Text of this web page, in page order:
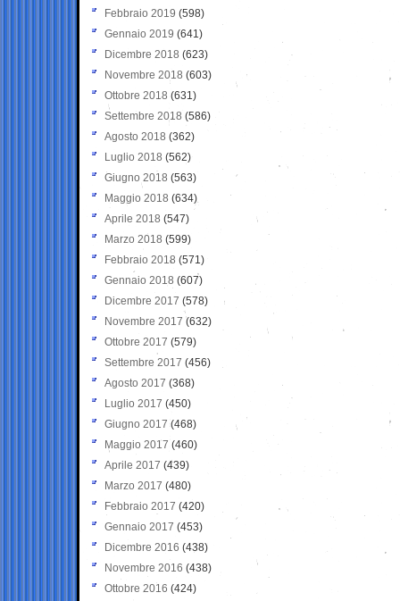
Febbraio 2019 (598)
Gennaio 2019 (641)
Dicembre 2018 (623)
Novembre 2018 (603)
Ottobre 2018 (631)
Settembre 2018 (586)
Agosto 2018 (362)
Luglio 2018 (562)
Giugno 2018 (563)
Maggio 2018 (634)
Aprile 2018 (547)
Marzo 2018 (599)
Febbraio 2018 (571)
Gennaio 2018 (607)
Dicembre 2017 (578)
Novembre 2017 (632)
Ottobre 2017 (579)
Settembre 2017 (456)
Agosto 2017 (368)
Luglio 2017 (450)
Giugno 2017 (468)
Maggio 2017 (460)
Aprile 2017 (439)
Marzo 2017 (480)
Febbraio 2017 (420)
Gennaio 2017 (453)
Dicembre 2016 (438)
Novembre 2016 (438)
Ottobre 2016 (424)